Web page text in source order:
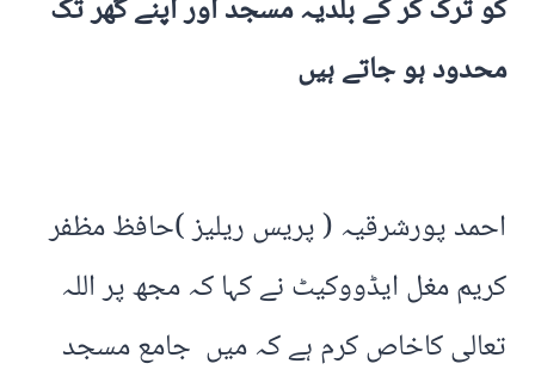
کو ترک کر کے بلدیہ مسجد اور اپنے گھر تک
محدود ہو جاتے ہیں
احمد پورشرقیہ ( پریس ریلیز )حافظ مظفر
کریم مغل ایڈووکیٹ نے کہا کہ مجھ پر اللہ
تعالی کاخاص کرم ہے کہ میں جامع مسجد